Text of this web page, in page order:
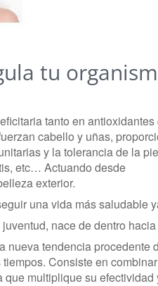
tu
tanto en
cabello y uñas,
y la tolerancia de la
etc… Actuando desde
exterior.
una vida más saludable
nace de dentro
nueva tendencia procedente
Consiste en
multiplique su